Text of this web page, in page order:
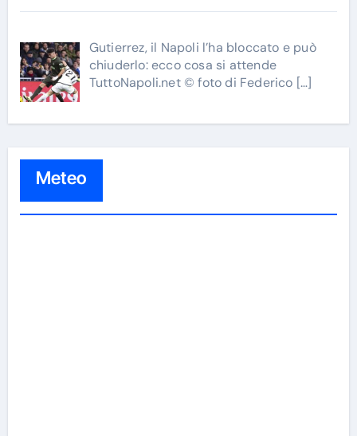
Gutierrez, il Napoli l’ha bloccato e può
chiuderlo: ecco cosa si attende
TuttoNapoli.net © foto di Federico […]
Meteo